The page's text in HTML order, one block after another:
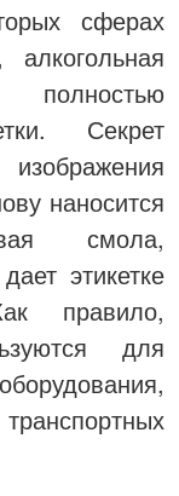
сферах
полностью
Секрет
наносится
смола,
этикетке
правило,
для